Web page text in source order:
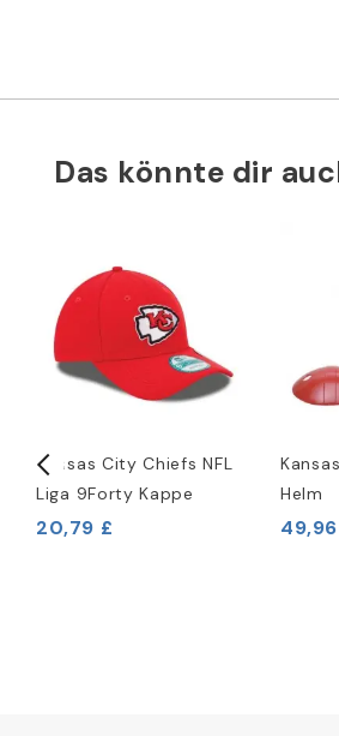
Das könnte dir
Kansas City Chiefs NFL
Liga 9Forty Kappe
20,79 £
Helm